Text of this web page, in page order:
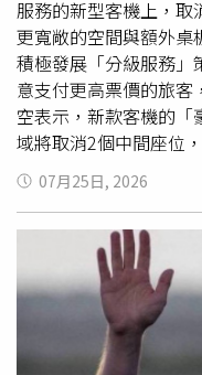
影響市場對9月利率政
將公布台灣第二季GDP
長，也將成為市場觀察
（NVIDIA）財報預計
重要觀察指標。對於後
報再度出現自由現金流
準會維持利率不變，
反之若選擇升息，又
面。他也指出，目前市
不排除聯準會提前採
避免市場再受重大利空
服務的新型客機上，
更寬敞的空間與額外桌
積極發展「分級服務」
意支付更高票價的旅
空表示，新款客機的
域將取消2個中間座位
間，並增加額外置物
務，旅客仍需支付額
拉（Andrew Nocella
旅客更多選擇與價值
迎。長期以來，中間座
之一。與航班取消、飛
位因缺乏私人空間、
體驗中的最大缺點之一
07月25日, 2026